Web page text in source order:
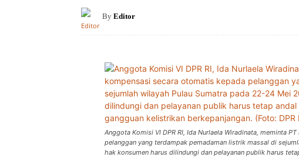
By Editor
Anggota Komisi VI DPR RI, Ida Nurlaela Wiradinata, meminta
pelanggan yang terdampak pemadaman listrik massal di
hak konsumen harus dilindungi dan pelayanan publik harus